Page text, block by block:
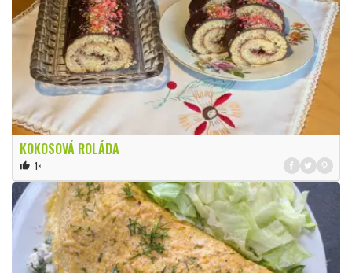
KOKOSOVÁ ROLÁDA
thumb_up 1×